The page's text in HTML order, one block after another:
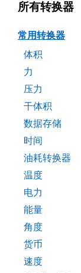
所有转换器
常用转换器
体积
力
压力
干体积
数据存储
时间
油耗转换器
温度
电力
能量
角度
货币
速度